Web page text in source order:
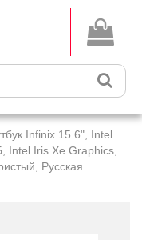
Infinix 15.6", Intel
Intel Iris Xe Graphics,
Русская